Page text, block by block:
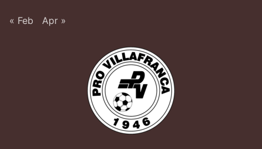
« Feb Apr »